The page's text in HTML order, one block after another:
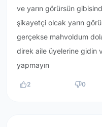
ve yarın görürsün
şikayetçi olcak yarın
gerçekse mahvoldum
direk aile üyelerine gidin
yapmayın
2 0